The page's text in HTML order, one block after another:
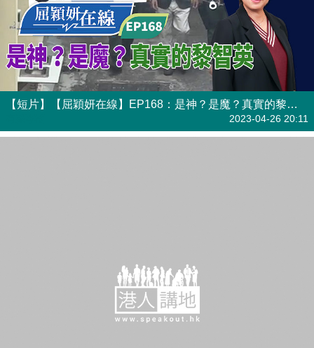
【短片】【屈穎妍在線】EP168：是神？是魔？真實的黎智英
2023-04-26 20:11